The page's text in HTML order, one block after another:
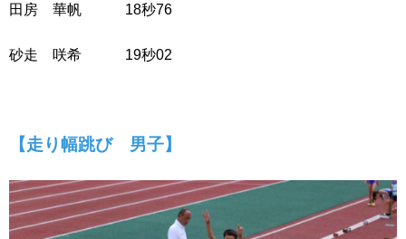
田房 華帆 18秒76
砂走 咲希 19秒02
【走り幅跳び 男子】